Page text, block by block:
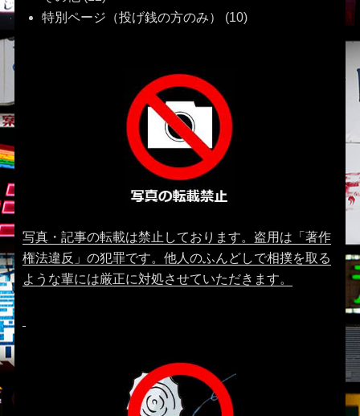
特別ページ（投げ銭の方のみ）
(10)
写真・記事の転載は禁止しております。盗用は「著作
権法違反」の犯罪です。他人のふんどしで相撲を取る
ような輩には厳正に対処させていただきます。